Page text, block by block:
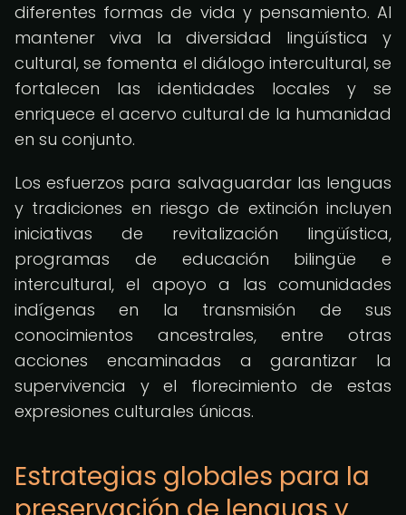
diferentes formas de vida y pensamiento. Al
mantener viva la diversidad lingüística y
cultural, se fomenta el diálogo intercultural, se
fortalecen las identidades locales y se
enriquece el acervo cultural de la humanidad
en su conjunto.
Los esfuerzos para salvaguardar las lenguas
y tradiciones en riesgo de extinción incluyen
iniciativas de revitalización lingüística,
programas de educación bilingüe e
intercultural, el apoyo a las comunidades
indígenas en la transmisión de sus
conocimientos ancestrales, entre otras
acciones encaminadas a garantizar la
supervivencia y el florecimiento de estas
expresiones culturales únicas.
Estrategias globales para la